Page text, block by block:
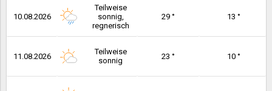
10.08.2026
Teilweise
sonnig,
regnerisch
29 ° 13 °
11.08.2026
Teilweise
sonnig
23 ° 10 °